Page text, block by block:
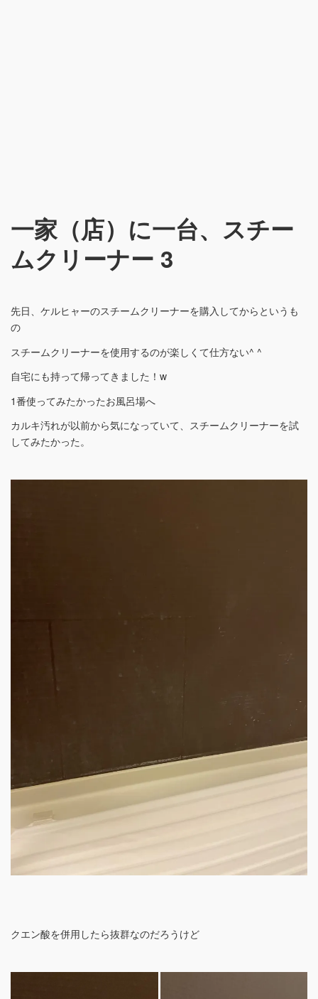
一家（店）に一台、スチー
ムクリーナー 3
先日、ケルヒャーのスチームクリーナーを購入してからというも
の
スチームクリーナーを使用するのが楽しくて仕方ない^ ^
自宅にも持って帰ってきました！w
1番使ってみたかったお風呂場へ
カルキ汚れが以前から気になっていて、スチームクリーナーを試
してみたかった。
クエン酸を併用したら抜群なのだろうけど